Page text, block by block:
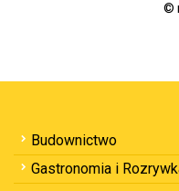
©
Budownictwo
Gastronomia i